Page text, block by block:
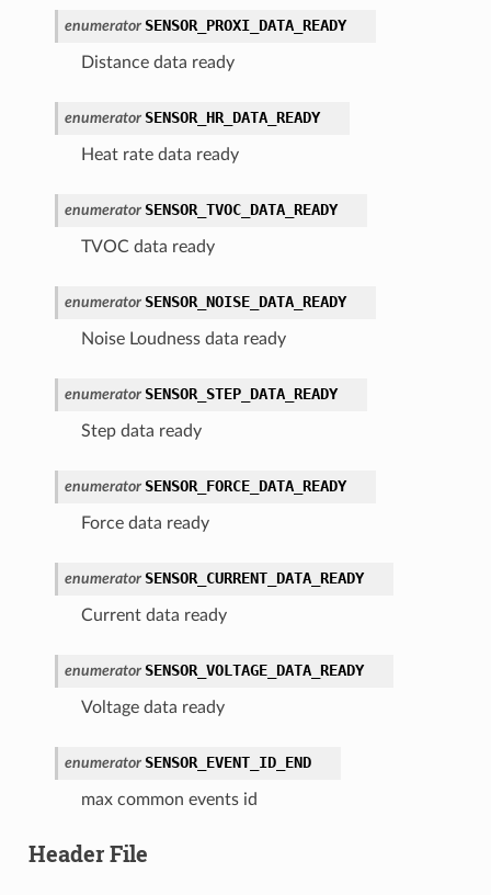
enumerator SENSOR_PROXI_DATA_READY
Distance data ready
enumerator SENSOR_HR_DATA_READY
Heat rate data ready
enumerator SENSOR_TVOC_DATA_READY
TVOC data ready
enumerator SENSOR_NOISE_DATA_READY
Noise Loudness data ready
enumerator SENSOR_STEP_DATA_READY
Step data ready
enumerator SENSOR_FORCE_DATA_READY
Force data ready
enumerator SENSOR_CURRENT_DATA_READY
Current data ready
enumerator SENSOR_VOLTAGE_DATA_READY
Voltage data ready
enumerator SENSOR_EVENT_ID_END
max common events id
Header File